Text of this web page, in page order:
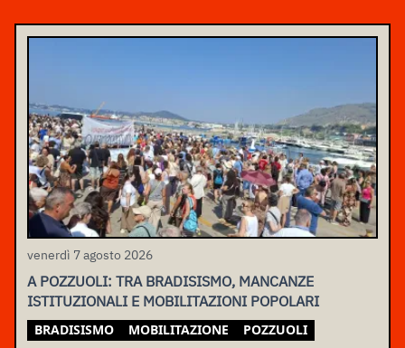
venerdì 7 agosto 2026
A POZZUOLI: TRA BRADISISMO, MANCANZE
ISTITUZIONALI E MOBILITAZIONI POPOLARI
BRADISISMO MOBILITAZIONE POZZUOLI